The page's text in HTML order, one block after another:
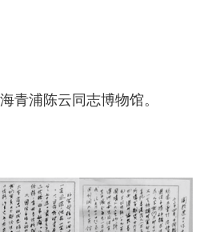
青浦陈云同志博物馆。